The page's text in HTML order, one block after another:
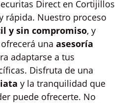
Direct en Cortijillos
rápida. Nuestro proceso
y sin compromiso, y
una asesoría
adaptarse a tus
Disfruta de una
y la tranquilidad que
puede ofrecerte. No